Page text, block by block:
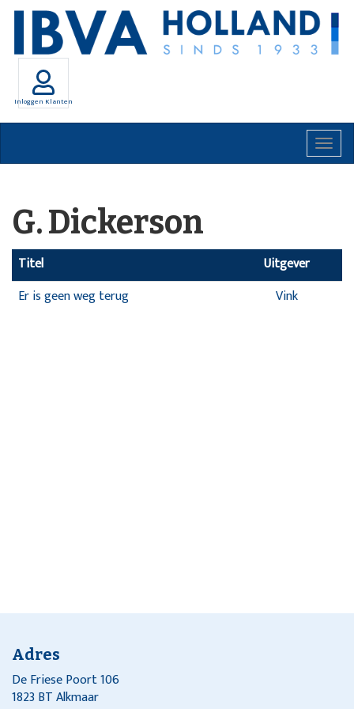
Inloggen Klanten
G. Dickerson
Titel
Uitgever
Er is geen weg terug
Vink
Adres
De Friese Poort 106
1823 BT Alkmaar